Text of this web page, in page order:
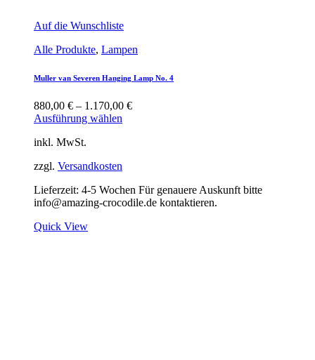
Auf die Wunschliste
Alle Produkte, Lampen
Muller van Severen Hanging Lamp No. 4
880,00 € – 1.170,00 €
Ausführung wählen
inkl. MwSt.
zzgl. Versandkosten
Lieferzeit: 4-5 Wochen Für genauere Auskunft bitte
info@amazing-crocodile.de kontaktieren.
Quick View